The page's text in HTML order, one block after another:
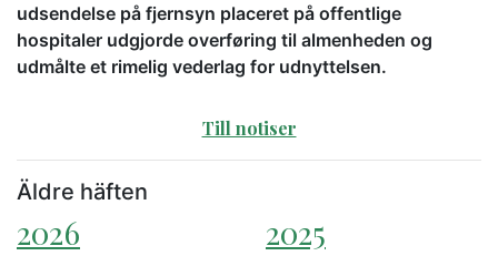
udsendelse på fjernsyn placeret på offentlige
hospitaler udgjorde overføring til almenheden og
udmålte et rimelig vederlag for udnyttelsen.
Till notiser
Äldre häften
2026
2025